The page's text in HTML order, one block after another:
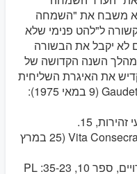
משבח את "השמחה
ל"להט פנימי שלא
לא יקבל את הבשורה
השנה הקדושה של
הקדיש את האיגרת השליחית
שלו למושג השמחה: Gaudete in Domino (9 במאי 1975):
[105] יוחנן פאולוס השני, איגרת Vita Consecrata (25 במרץ
[106] אוגוסטינוס הקדוש מהיפו, וידויים, ספר 10, 35-23: PL